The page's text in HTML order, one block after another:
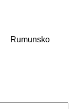
Rumunsko